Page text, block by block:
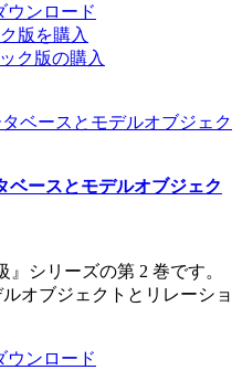
ウンロード
版を購入
ク版の購入
ベースとモデルオブジェク
』シリーズの第 2 巻です。
オブジェクトとリレーショ
ウンロード